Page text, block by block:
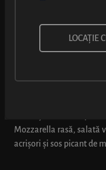
SANDVIȘ
PUI (SOS
Mozzarella rasă, salată
acrișori și sos picant de
LOCAȚIE